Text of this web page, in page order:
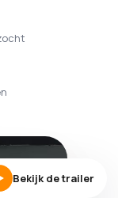
Bekijk de trailer